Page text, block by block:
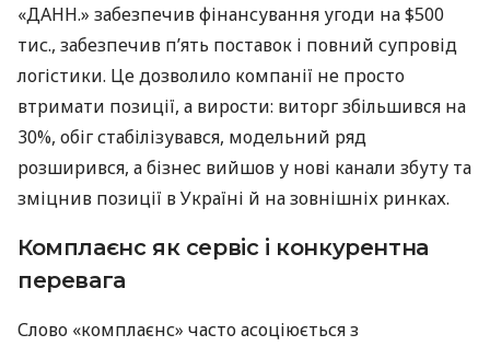
«ДАНН.» забезпечив фінансування угоди на $500
тис., забезпечив п’ять поставок і повний супровід
логістики. Це дозволило компанії не просто
втримати позиції, а вирости: виторг збільшився на
30%, обіг стабілізувався, модельний ряд
розширився, а бізнес вийшов у нові канали збуту та
зміцнив позиції в Україні й на зовнішніх ринках.
Комплаєнс як сервіс і конкурентна
перевага
Слово «комплаєнс» часто асоціюється з